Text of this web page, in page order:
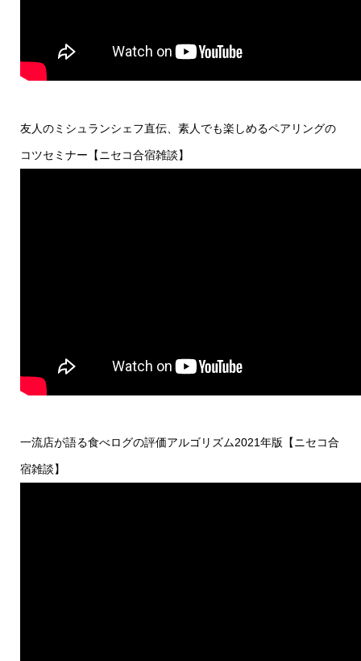
友人のミシュランシェフ直伝、素人でも楽しめるペアリングの
コツセミナー【ニセコ合宿雑談】
一流店が語る食べログの評価アルゴリズム2021年版【ニセコ合
宿雑談】